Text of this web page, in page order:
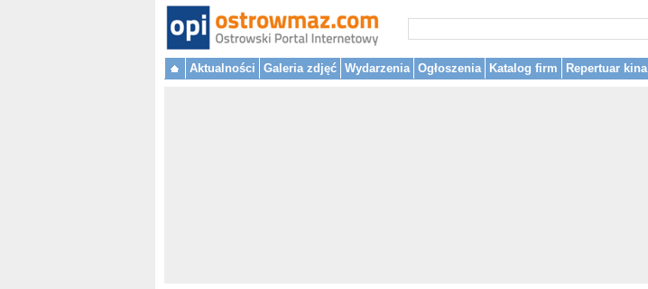
Aktualności Galeria zdjęć Wydarzenia Ogłoszenia Katalog firm Repertuar kina